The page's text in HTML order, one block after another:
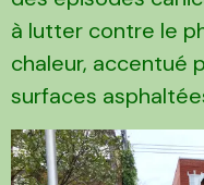
à lutter contre le
chaleur, accentué
surfaces